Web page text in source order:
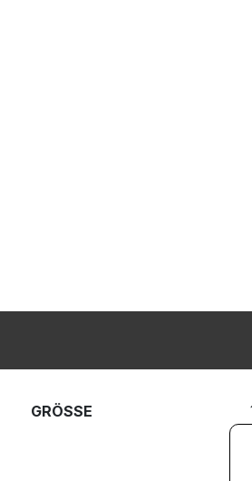
GRÖSSE